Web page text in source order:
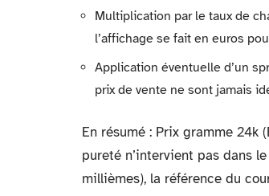
Multiplication par le taux de
l’affichage se fait en euros
Application éventuelle d’un
prix de vente ne sont jamais
En résumé : Prix gramme 24k
pureté n’intervient pas dans
millièmes), la référence du